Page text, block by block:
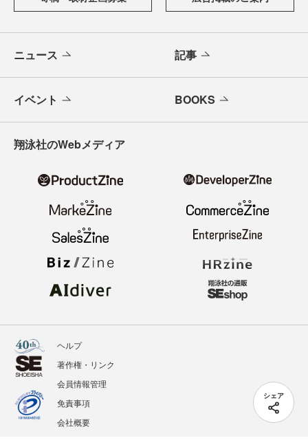
シェア
ニュース 記事
イベント BOOKS
翔泳社のWebメディア
ヘルプ
著作権・リンク
会員情報管理
免責事項
会社概要